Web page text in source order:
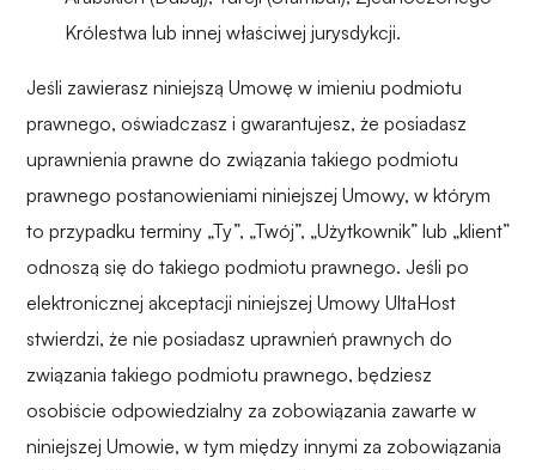
Królestwa lub innej właściwej jurysdykcji.
Jeśli zawierasz niniejszą Umowę w imieniu podmiotu
prawnego, oświadczasz i gwarantujesz, że posiadasz
uprawnienia prawne do związania takiego podmiotu
prawnego postanowieniami niniejszej Umowy, w którym
to przypadku terminy „Ty”, „Twój”, „Użytkownik” lub „klient”
odnoszą się do takiego podmiotu prawnego. Jeśli po
elektronicznej akceptacji niniejszej Umowy UltaHost
stwierdzi, że nie posiadasz uprawnień prawnych do
związania takiego podmiotu prawnego, będziesz
osobiście odpowiedzialny za zobowiązania zawarte w
niniejszej Umowie, w tym między innymi za zobowiązania